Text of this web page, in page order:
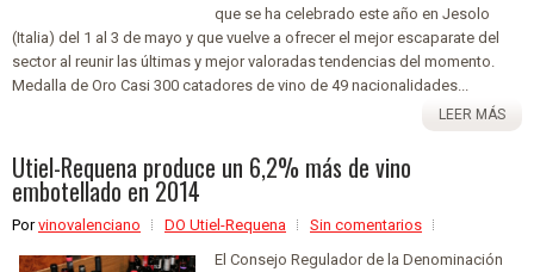
que se ha celebrado este año en Jesolo
(Italia) del 1 al 3 de mayo y que vuelve a ofrecer el mejor escaparate del
sector al reunir las últimas y mejor valoradas tendencias del momento.
Medalla de Oro Casi 300 catadores de vino de 49 nacionalidades...
LEER MÁS
Utiel-Requena produce un 6,2% más de vino
embotellado en 2014
Porvinovalenciano DO Utiel-Requena
Sin comentarios
El Consejo Regulador de la Denominación